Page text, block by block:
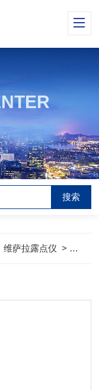
维萨拉露点仪 > 芬兰